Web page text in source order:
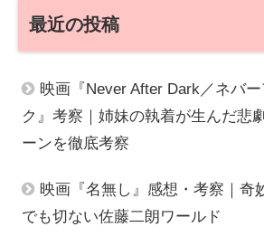
最近の投稿
映画『Never After Dark／ネバ
ク』考察｜姉妹の執着が生んだ悲
ーンを徹底考察
映画『名無し』感想・考察｜奇
でも切ない佐藤二朗ワールド